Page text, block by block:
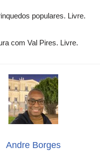
populares. Livre.
com Val Pires. Livre.
Andre Borges